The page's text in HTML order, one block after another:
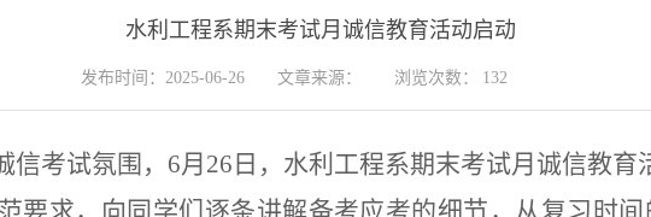
水利工程系期末考试月诚信教育活动启动
发布时间：2025-06-26 文章来源： 浏览次数： 132
考试氛围， 6月 26 日 ，水利工程系期末考试月诚信教育
要求，向同学们逐条讲解备考应考的细节，从复习时